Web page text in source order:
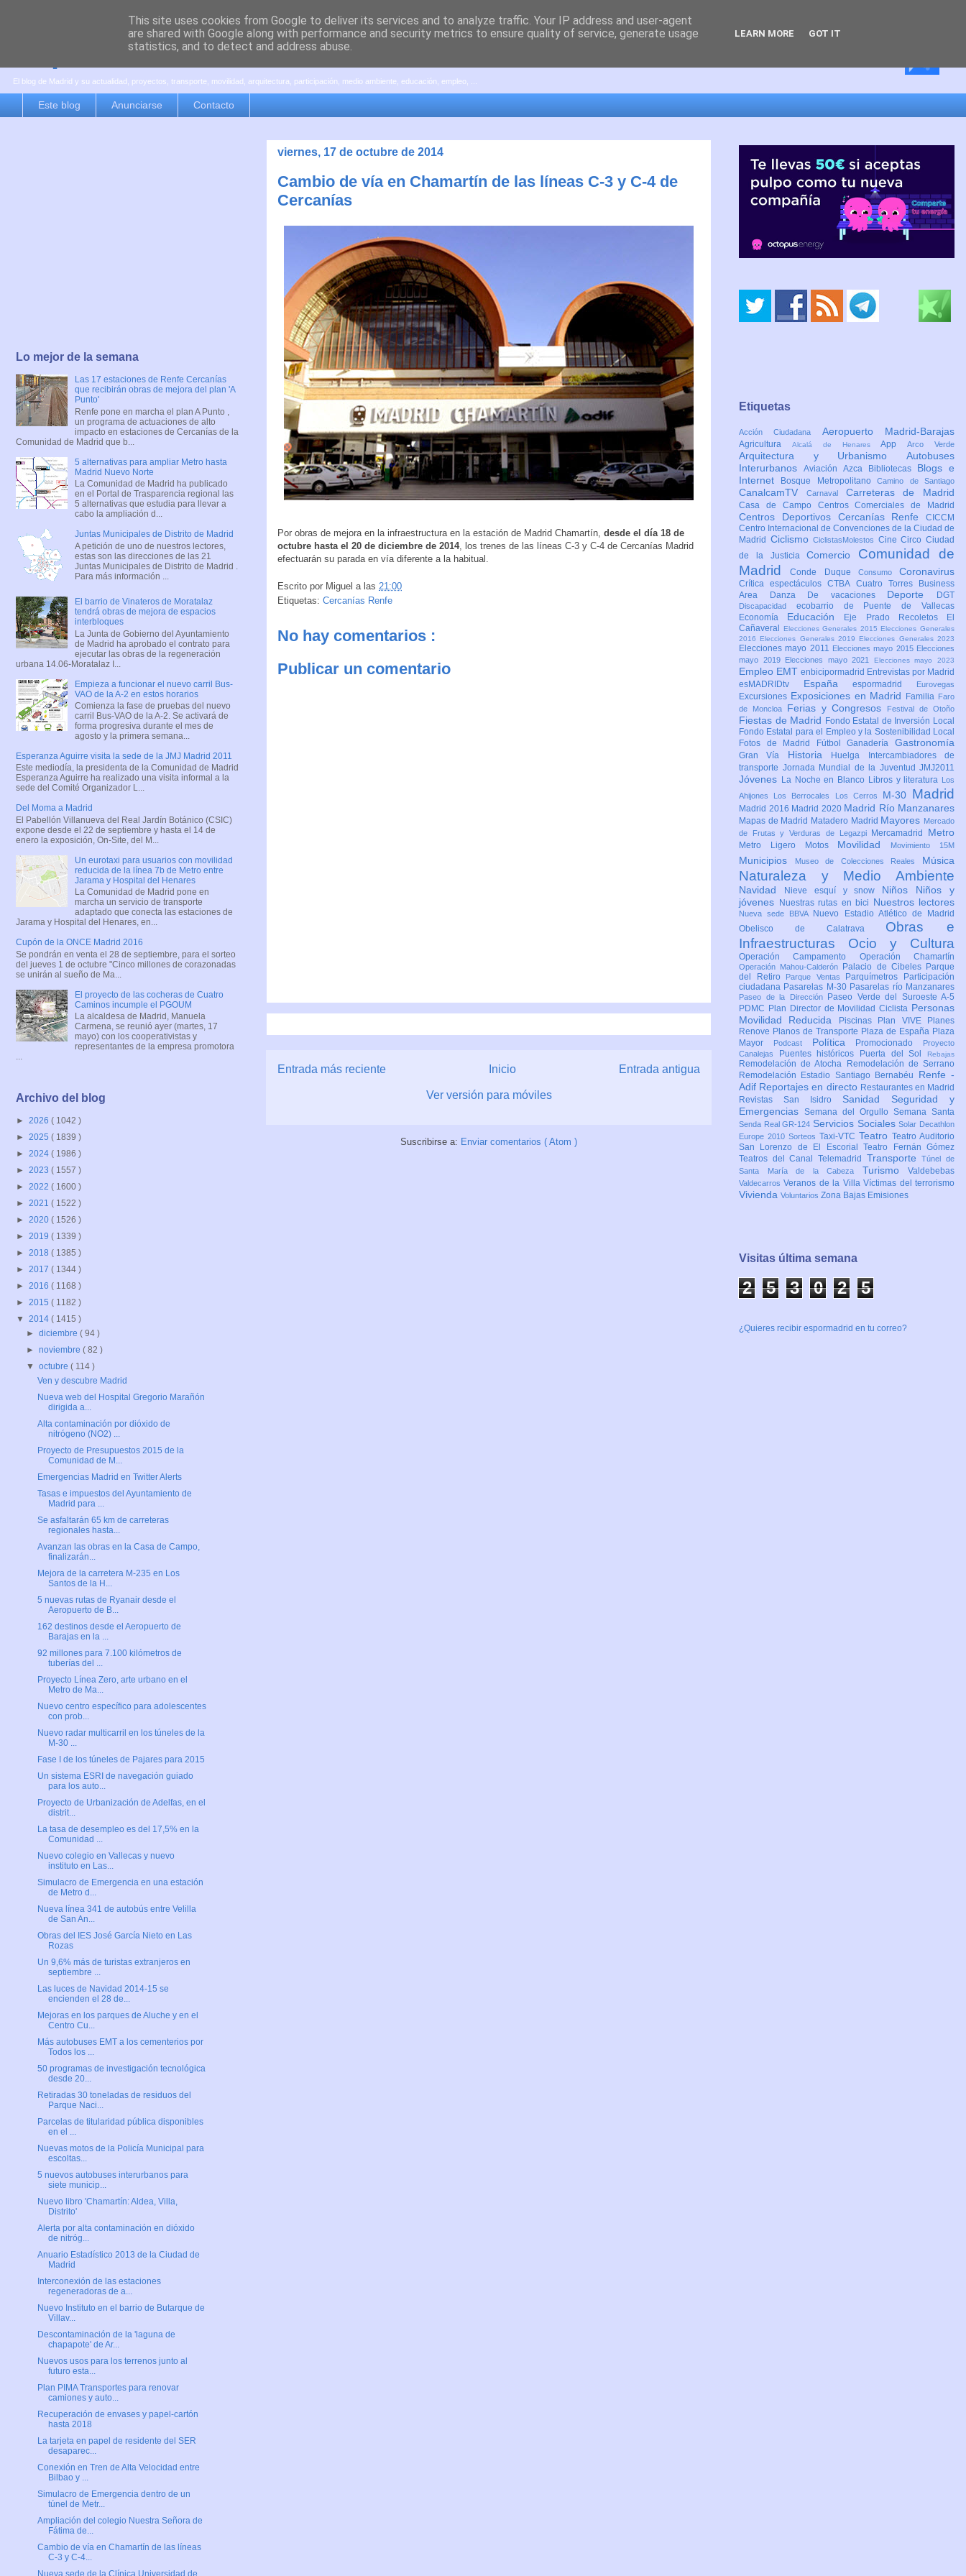
es por madrid
El blog de Madrid y su actualidad, proyectos, transporte, movilidad, arquitectura, participación, medio ambiente, educación, empleo, ...
Este blog Anunciarse Contacto
viernes, 17 de octubre de 2014
Cambio de vía en Chamartín de las líneas C-3 y C-4 de
Cercanías
Por obras de mejora en la infraestructura en la estación de Madrid Chamartín, desde el día 18 de
octubre hasta el 20 de diciembre de 2014, los trenes de las líneas C-3 y C-4 de Cercanías Madrid
efectuarán su parada en vía diferente a la habitual.
Escrito por Miguel a las 21:00
Etiquetas: Cercanías Renfe
No hay comentarios :
Publicar un comentario
Entrada más reciente Entrada antigua
Inicio
Ver versión para móviles
Suscribirse a: Enviar comentarios ( Atom )
Lo mejor de la semana
Las 17 estaciones de Renfe Cercanías
que recibirán obras de mejora del plan 'A
Punto'
Renfe pone en marcha el plan A Punto ,
un programa de actuaciones de alto
impacto en estaciones de Cercanías de la
Comunidad de Madrid que b...
5 alternativas para ampliar Metro hasta
Madrid Nuevo Norte
La Comunidad de Madrid ha publicado
en el Portal de Trasparencia regional las
5 alternativas que estudia para llevar a
cabo la ampliación d...
Juntas Municipales de Distrito de Madrid
A petición de uno de nuestros lectores,
estas son las direcciones de las 21
Juntas Municipales de Distrito de Madrid .
Para más información ...
El barrio de Vinateros de Moratalaz
tendrá obras de mejora de espacios
interbloques
La Junta de Gobierno del Ayuntamiento
de Madrid ha aprobado el contrato para
ejecutar las obras de la regeneración
urbana 14.06-Moratalaz I...
Empieza a funcionar el nuevo carril Bus-
VAO de la A-2 en estos horarios
Comienza la fase de pruebas del nuevo
carril Bus-VAO de la A-2. Se activará de
forma progresiva durante el mes de
agosto y la primera semana...
Esperanza Aguirre visita la sede de la JMJ Madrid 2011
Este mediodía, la presidenta de la Comunidad de Madrid
Esperanza Aguirre ha realizado una visita informal a la
sede del Comité Organizador L...
Del Moma a Madrid
El Pabellón Villanueva del Real Jardín Botánico (CSIC)
expone desde el 22 de septiembre y hasta el 14 de
enero la exposición, On-Site, del M...
Un eurotaxi para usuarios con movilidad
reducida de la línea 7b de Metro entre
Jarama y Hospital del Henares
La Comunidad de Madrid pone en
marcha un servicio de transporte
adaptado que conecta las estaciones de
Jarama y Hospital del Henares, en...
Cupón de la ONCE Madrid 2016
Se pondrán en venta el 28 de septiembre, para el sorteo
del jueves 1 de octubre "Cinco millones de corazonadas
se unirán al sueño de Ma...
El proyecto de las cocheras de Cuatro
Caminos incumple el PGOUM
La alcaldesa de Madrid, Manuela
Carmena, se reunió ayer (martes, 17
mayo) con los cooperativistas y
representantes de la empresa promotora
...
Archivo del blog
► 2026 ( 1042 )
► 2025 ( 1839 )
► 2024 ( 1986 )
► 2023 ( 1557 )
► 2022 ( 1600 )
► 2021 ( 1522 )
► 2020 ( 1526 )
► 2019 ( 1339 )
► 2018 ( 1385 )
► 2017 ( 1344 )
► 2016 ( 1168 )
► 2015 ( 1182 )
▼ 2014 ( 1415 )
►diciembre( 94 )
►noviembre( 82 )
▼octubre( 114 )
Ven y descubre Madrid
Nueva web del Hospital Gregorio Marañón
dirigida a...
Alta contaminación por dióxido de
nitrógeno (NO2) ...
Proyecto de Presupuestos 2015 de la
Comunidad de M...
Emergencias Madrid en Twitter Alerts
Tasas e impuestos del Ayuntamiento de
Madrid para ...
Se asfaltarán 65 km de carreteras
regionales hasta...
Avanzan las obras en la Casa de Campo,
finalizarán...
Mejora de la carretera M-235 en Los
Santos de la H...
5 nuevas rutas de Ryanair desde el
Aeropuerto de B...
162 destinos desde el Aeropuerto de
Barajas en la ...
92 millones para 7.100 kilómetros de
tuberías del ...
Proyecto Línea Zero, arte urbano en el
Metro de Ma...
Nuevo centro específico para adolescentes
con prob...
Nuevo radar multicarril en los túneles de la
M-30 ...
Fase I de los túneles de Pajares para 2015
Un sistema ESRI de navegación guiado
para los auto...
Proyecto de Urbanización de Adelfas, en el
distrit...
La tasa de desempleo es del 17,5% en la
Comunidad ...
Nuevo colegio en Vallecas y nuevo
instituto en Las...
Simulacro de Emergencia en una estación
de Metro d...
Nueva línea 341 de autobús entre Velilla
de San An...
Obras del IES José García Nieto en Las
Rozas
Un 9,6% más de turistas extranjeros en
septiembre ...
Las luces de Navidad 2014-15 se
encienden el 28 de...
Mejoras en los parques de Aluche y en el
Centro Cu...
Más autobuses EMT a los cementerios por
Todos los ...
50 programas de investigación tecnológica
desde 20...
Retiradas 30 toneladas de residuos del
Parque Naci...
Parcelas de titularidad pública disponibles
en el ...
Nuevas motos de la Policía Municipal para
escoltas...
5 nuevos autobuses interurbanos para
siete municip...
Nuevo libro 'Chamartín: Aldea, Villa,
Distrito'
Alerta por alta contaminación en dióxido
de nitróg...
Anuario Estadístico 2013 de la Ciudad de
Madrid
Interconexión de las estaciones
regeneradoras de a...
Nuevo Instituto en el barrio de Butarque de
Villav...
Descontaminación de la 'laguna de
chapapote' de Ar...
Nuevos usos para los terrenos junto al
futuro esta...
Plan PIMA Transportes para renovar
camiones y auto...
Recuperación de envases y papel-cartón
hasta 2018
La tarjeta en papel de residente del SER
desaparec...
Conexión en Tren de Alta Velocidad entre
Bilbao y ...
Simulacro de Emergencia dentro de un
túnel de Metr...
Ampliación del colegio Nuestra Señora de
Fátima de...
Cambio de vía en Chamartín de las líneas
C-3 y C-4...
Etiquetas
Acción Ciudadana Aeropuerto Madrid-Barajas
Agricultura Alcalá de HenaresAppArco Verde
Arquitectura y Urbanismo Autobuses
Interurbanos Aviación Azca Bibliotecas Blogs e
Internet
Bosque MetropolitanoCamino de Santiago
CanalcamTV Carnaval Carreteras de Madrid
Casa de Campo Centros Comerciales de Madrid
Centros Deportivos Cercanías Renfe CICCM
Centro Internacional de Convenciones de la Ciudad de
Madrid CiclismoCiclistasMolestos CineCircoCiudad
de la JusticiaComercio Comunidad de
MadridConde Duque Consumo Coronavirus
Crítica espectáculosCTBA Cuatro Torres Business
Area
Danza De vacaciones Deporte DGT
Discapacidad ecobarrio de Puente de Vallecas
Economía Educación Eje Prado Recoletos
El
Cañaveral
Elecciones Generales 2015 Elecciones Generales
2016 Elecciones Generales 2019 Elecciones Generales 2023
Elecciones mayo 2011 Elecciones mayo 2015 Elecciones
mayo 2019
Elecciones mayo 2021 Elecciones mayo 2023
Empleo EMT enbicipormadrid Entrevistas por Madrid
esMADRIDtv Españaespormadrid Eurovegas
Excursiones Exposiciones en Madrid Familia Faro
de Moncloa
Ferias y Congresos Festival de Otoño
Fiestas de Madrid Fondo Estatal de Inversión Local
Fondo Estatal para el Empleo y la Sostenibilidad Local
Fotos de Madrid
FútbolGanaderíaGastronomía
Gran Vía Historia Huelga
Intercambiadores de
transporte Jornada Mundial de la Juventud JMJ2011
Jóvenes La Noche en Blanco Libros y literatura
Los
Ahijones
Los Berrocales Los Cerros M-30 Madrid
Madrid 2016 Madrid 2020 Madrid Río Manzanares
Mapas de Madrid Matadero Madrid Mayores Mercado
de Frutas y Verduras de Legazpi
Mercamadrid Metro
Metro Ligero Motos Movilidad Movimiento 15M
Municipios Museo de Colecciones Reales Música
Naturaleza y Medio Ambiente
Navidad Nieve esquí y snow Niños Niños y
jóvenes
Nuestras rutas en bici Nuestros lectores
Nueva sede BBVA
Nuevo Estadio Atlético de Madrid
Obelisco de Calatrava Obras e
Infraestructuras Ocio y Cultura
Operación Campamento Operación Chamartín
Operación Mahou-Calderón Palacio de Cibeles Parque
del Retiro
Parque Ventas Parquímetros
Participación
ciudadana Pasarelas M-30 Pasarelas río Manzanares
Paseo de la Dirección
Paseo Verde del Suroeste A-5
PDMC Plan Director de Movilidad Ciclista Personas
Movilidad Reducida
Piscinas Plan VIVE
Planes
Renove Planos de Transporte Plaza de España Plaza
Mayor
Podcast Política Promocionado
Proyecto
Canalejas
Puentes históricos Puerta del Sol Rebajas
Remodelación de Atocha
Remodelación de Serrano
Remodelación Estadio Santiago Bernabéu Renfe -
Adif Reportajes en directo Restaurantes en Madrid
Revistas San Isidro Sanidad Seguridad y
Emergencias Semana del Orgullo Semana Santa
Senda Real GR-124 Servicios SocialesSolar Decathlon
Europe 2010 Sorteos Taxi-VTC Teatro Teatro Auditorio
San Lorenzo de El EscorialTeatro Fernán Gómez
Teatros del Canal Telemadrid TransporteTúnel de
Santa María de la Cabeza Turismo Valdebebas
ValdecarrosVeranos de la VillaVíctimas del terrorismo
Vivienda Voluntarios Zona Bajas Emisiones
Visitas última semana
2 5 3 0 2 5
¿Quieres recibir espormadrid en tu correo?
This site uses cookies from Google to deliver its services and to analyze traffic. Your IP address and user-agent
are shared with Google along with performance and security metrics to ensure quality of service, generate usage
statistics, and to detect and address abuse.
LEARN MORE GOT IT